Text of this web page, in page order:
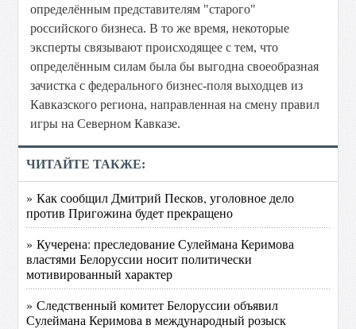
определённым представителям "старого"
российского бизнеса. В то же время, некоторые
эксперты связывают происходящее с тем, что
определённым силам была бы выгодна своеобразная
зачистка с федерального бизнес-поля выходцев из
Кавказского региона, направленная на смену правил
игры на Северном Кавказе.
ЧИТАЙТЕ ТАКЖЕ:
» Как сообщил Дмитрий Песков, уголовное дело
против Пригожина будет прекращено
» Кучерена: преследование Сулеймана Керимова
властями Белоруссии носит политически
мотивированный характер
» Следственный комитет Белоруссии объявил
Сулеймана Керимова в международный розыск